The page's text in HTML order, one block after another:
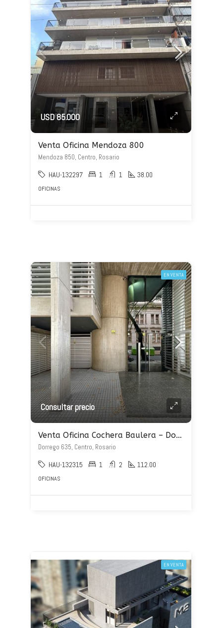
USD 85.000
Venta Oficina Mendoza 800
Mendoza 850, Centro, Rosario
HAU-132297 1 1 38.00
OFICINAS
EN VENTA
Consultar precio
Venta Oficina Cochera Baulera – Dorrego 600
Dorrego 635, Centro, Rosario
HAU-132315 1 2 112.00
OFICINAS
EN VENTA